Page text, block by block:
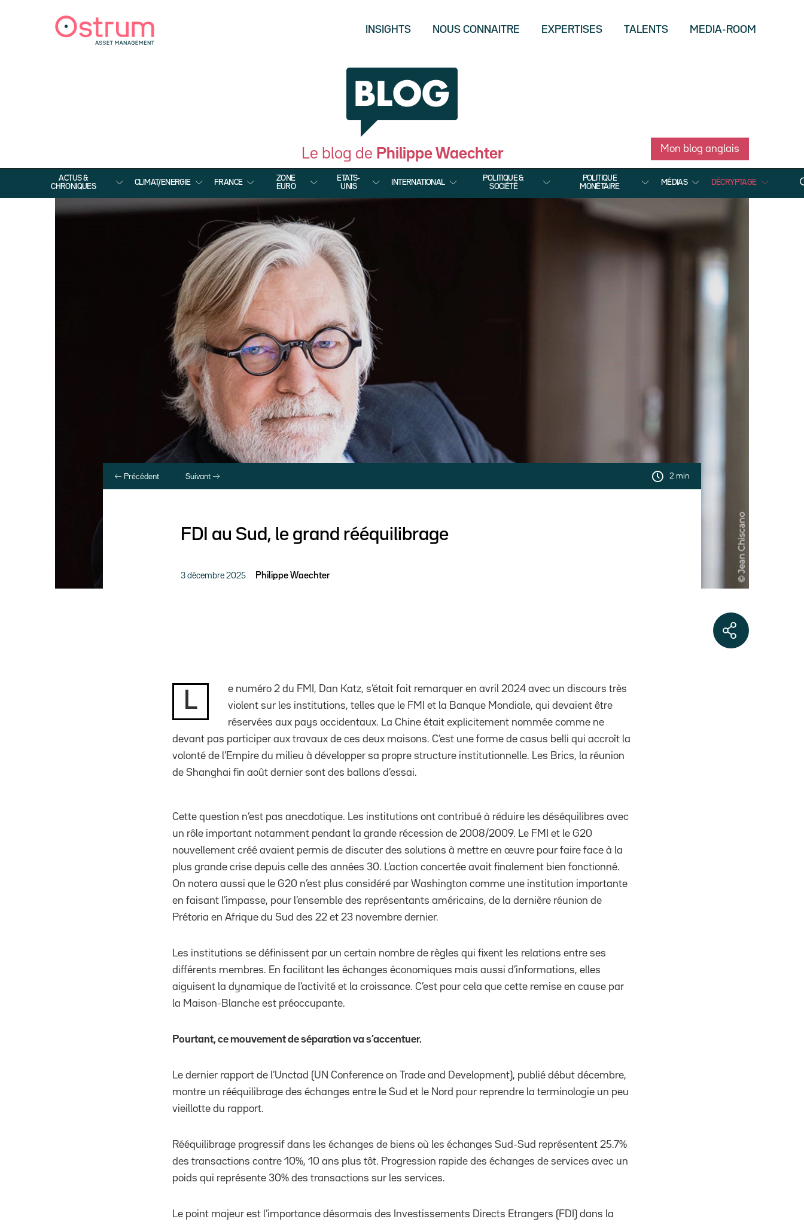
INSIGHTS NOUS CONNAITRE EXPERTISES TALENTS MEDIA-ROOM
Le blog de Philippe Waechter Mon blog anglais
ACTUS &
CHRONIQUES
CLIMAT/ENERGIE FRANCE
ZONE
EURO
ETATS-
UNIS
INTERNATIONAL
POLITIQUE &
SOCIÉTÉ
POLITIQUE
MONÉTAIRE
MÉDIAS DÉCRYPTAGE
Précédent Suivant 2 min
FDI au Sud, le grand rééquilibrage
3 décembre 2025 Philippe Waechter
L
e numéro 2 du FMI, Dan Katz, s’était fait remarquer en avril 2024 avec un discours très
violent sur les institutions, telles que le FMI et la Banque Mondiale, qui devaient être
réservées aux pays occidentaux. La Chine était explicitement nommée comme ne
devant pas participer aux travaux de ces deux maisons. C’est une forme de casus belli qui accroît la
volonté de l’Empire du milieu à développer sa propre structure institutionnelle. Les Brics, la réunion
de Shanghai fin août dernier sont des ballons d’essai.
Cette question n’est pas anecdotique. Les institutions ont contribué à réduire les déséquilibres avec
un rôle important notamment pendant la grande récession de 2008/2009. Le FMI et le G20
nouvellement créé avaient permis de discuter des solutions à mettre en œuvre pour faire face à la
plus grande crise depuis celle des années 30. L’action concertée avait finalement bien fonctionné.
On notera aussi que le G20 n’est plus considéré par Washington comme une institution importante
en faisant l’impasse, pour l’ensemble des représentants américains, de la dernière réunion de
Prétoria en Afrique du Sud des 22 et 23 novembre dernier.
Les institutions se définissent par un certain nombre de règles qui fixent les relations entre ses
différents membres. En facilitant les échanges économiques mais aussi d’informations, elles
aiguisent la dynamique de l’activité et la croissance. C’est pour cela que cette remise en cause par
la Maison-Blanche est préoccupante.
Pourtant, ce mouvement deséparation va s’accentuer.
Le dernier rapport de l’Unctad (UN Conference on Trade and Development), publié début décembre,
montre un rééquilibrage des échanges entre le Sud et le Nord pour reprendre la terminologie un peu
vieillotte du rapport.
Rééquilibrage progressif dans les échanges de biens où les échanges Sud-Sud représentent 25.7%
des transactions contre 10%, 10 ans plus tôt. Progression rapide des échanges de services avec un
poids qui représente 30% des transactions sur les services.
Le point majeur est l’importance désormais des Investissements Directs Etrangers (FDI) dans la